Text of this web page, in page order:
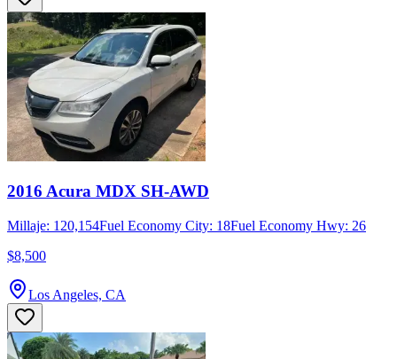
2016 Acura MDX SH-AWD
Millaje: 120,154Fuel Economy City: 18Fuel Economy Hwy: 26
$8,500
Los Angeles, CA